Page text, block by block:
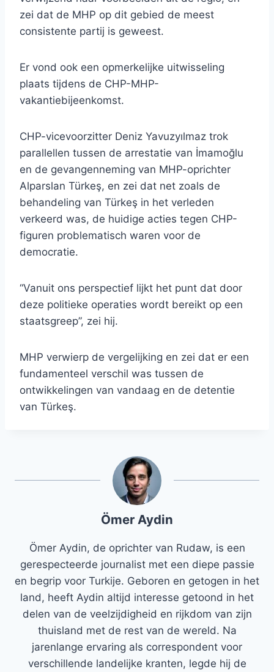
zei dat de MHP op dit gebied de meest
consistente partij is geweest.
Er vond ook een opmerkelijke uitwisseling
plaats tijdens de CHP-MHP-
vakantiebijeenkomst.
CHP-vicevoorzitter Deniz Yavuzyılmaz trok
parallellen tussen de arrestatie van İmamoğlu
en de gevangenneming van MHP-oprichter
Alparslan Türkeş, en zei dat net zoals de
behandeling van Türkeş in het verleden
verkeerd was, de huidige acties tegen CHP-
figuren problematisch waren voor de
democratie.
“Vanuit ons perspectief lijkt het punt dat door
deze politieke operaties wordt bereikt op een
staatsgreep”, zei hij.
MHP verwierp de vergelijking en zei dat er een
fundamenteel verschil was tussen de
ontwikkelingen van vandaag en de detentie
van Türkeş.
Ömer Aydin
Ömer Aydin, de oprichter van Rudaw, is een
gerespecteerde journalist met een diepe passie
en begrip voor Turkije. Geboren en getogen in het
land, heeft Aydin altijd interesse getoond in het
delen van de veelzijdigheid en rijkdom van zijn
thuisland met de rest van de wereld. Na
jarenlange ervaring als correspondent voor
verschillende landelijke kranten, legde hij de